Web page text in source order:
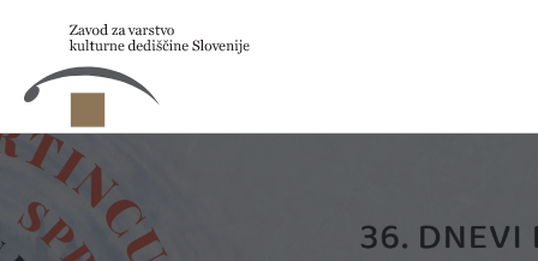
Skip to main content